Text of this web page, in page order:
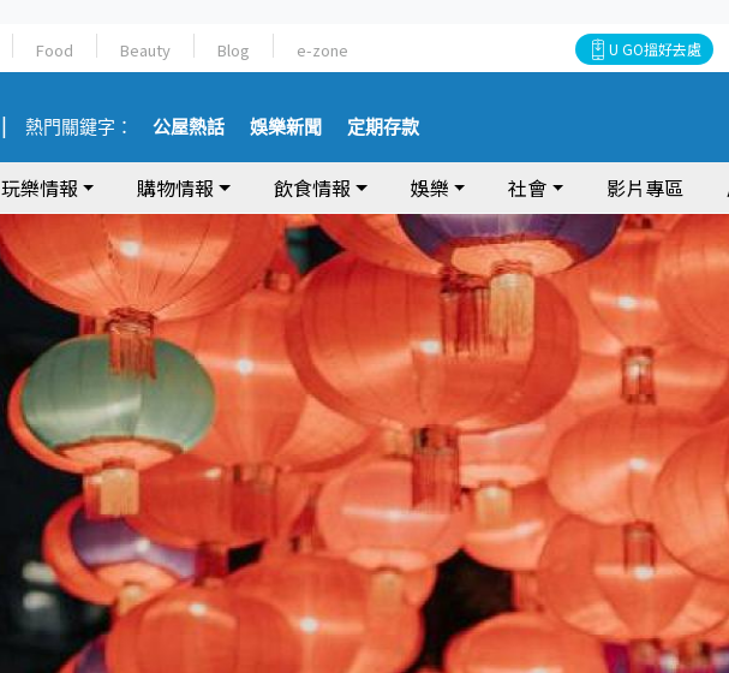
Food Beauty Blog e-zone U GO搵好去處
熱門關鍵字： 公屋熱話 娛樂新聞 定期存款
玩樂情報 購物情報 飲食情報 娛樂 社會 影片專區